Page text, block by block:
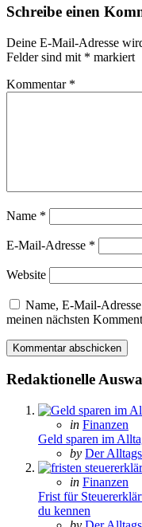
Schreibe einen
Deine E-Mail-Adresse
Felder sind mit * markiert
Kommentar *
Name *
E-Mail-Adresse *
Website
Name, E-Mail-
meinen nächsten
Redaktionelle
Posted
in
in Finanzen
Geld sparen im
Posted
by Der
Posted
in
in Finanzen
Frist für
du kennen
Posted